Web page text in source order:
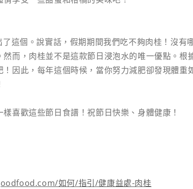
這個。說實話，假期期間我們吃不夠肉桂！沒有
然而，肉桂並不是這款節日浸泡水的唯一優點。
！因此，每年這個時候，當你努力減肥卻發現體重
喜歡這些節日食譜！祝節日快樂、身體健康！
如何/指引/健康益處-肉桂